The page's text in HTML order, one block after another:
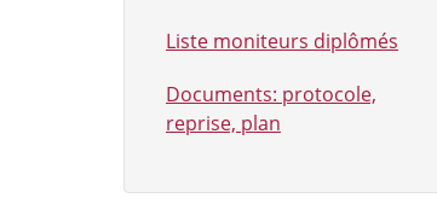
Liste moniteurs diplômés
Documents: protocole,
reprise, plan